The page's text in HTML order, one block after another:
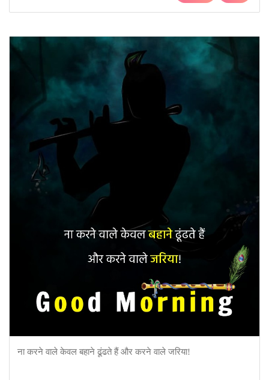
ना करने वाले केवल बहाने ढूंढते हैं और करने वाले जरिया!